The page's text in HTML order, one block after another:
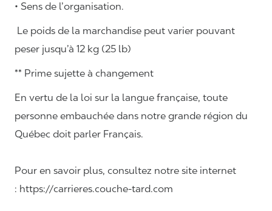
• Sens de l’organisation.
Le poids de la marchandise peut varier pouvant
peser jusqu’à 12 kg (25 lb)
** Prime sujette à changement
En vertu de la loi sur la langue française, toute
personne embauchée dans notre grande région du
Québec doit parler Français.
Pour en savoir plus, consultez notre site internet
: https://carrieres.couche-tard.com